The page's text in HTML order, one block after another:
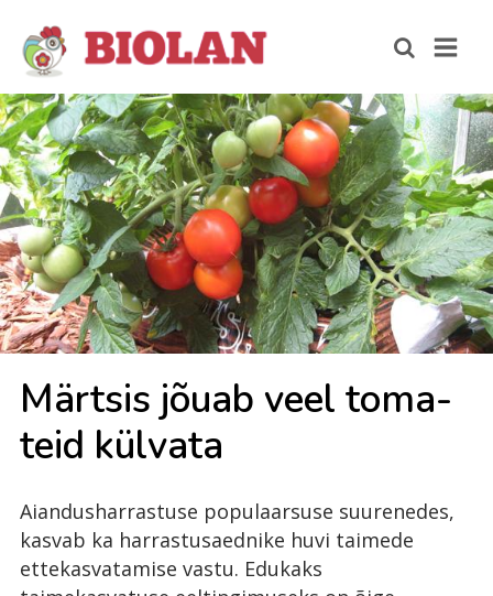
Märt­sis jõuab veel to­ma­
teid kül­va­ta
Aiandusharrastuse populaarsuse suurenedes,
kasvab ka harrastusaednike huvi taimede
ettekasvatamise vastu. Edukaks